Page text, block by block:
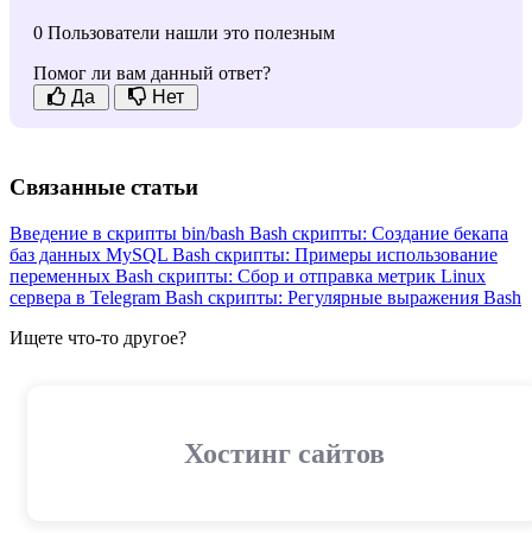
0 Пользователи нашли это полезным
Помог ли вам данный ответ?
Да
Нет
Связанные статьи
Введение в скрипты bin/bash Bash скрипты: Создание бекапа
баз данных MySQL Bash скрипты: Примеры использование
переменных Bash скрипты: Сбор и отправка метрик Linux
сервера в Telegram Bash скрипты: Регулярные выражения Bash
Ищете что-то другое?
Хостинг сайтов